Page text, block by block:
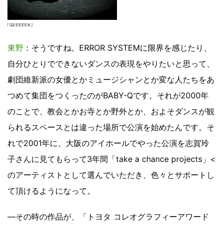
東野 ：そうですね。ERROR SYSTEMに限界を感じたり、
自分ひとりでできないダンスの表現をやりたいと思って、
劇団維新派の女優とかミュージシャンとか変な人たちをあ
つめて集団をつくったのがBABY-Qです。それが2000年
のことで、教会とかお寺とか野外とか、およそダンスが観
られるスペースとは違った場所で公演を始めたんです。そ
れで2001年に、大阪のアイホールでやった公演を志賀玲
子さんに見てもらって3年間「take a chance projects」<
のアーティストとして選んでいただき、色々とサポートし
て頂けるようになって。
―その時の作品が、「トヨタ コレオグラフィーアワード